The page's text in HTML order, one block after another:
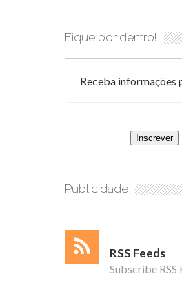
Fique por dentro!
Receba informações
Publicidade
RSS Feeds
Subscribe RSS